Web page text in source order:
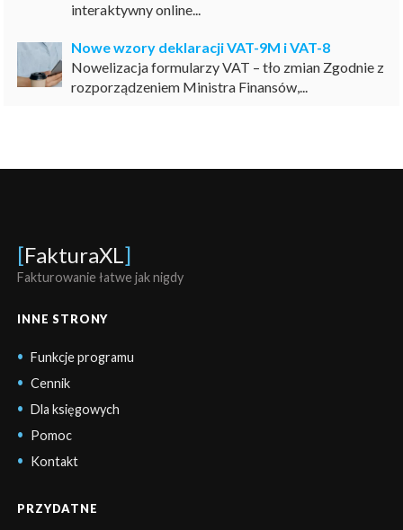
interaktywny online...
Nowe wzory deklaracji VAT-9M i VAT-8
Nowelizacja formularzy VAT – tło zmian Zgodnie z
rozporządzeniem Ministra Finansów,...
[FakturaXL]
Fakturowanie łatwe jak nigdy
INNE STRONY
Funkcje programu
Cennik
Dla księgowych
Pomoc
Kontakt
PRZYDATNE